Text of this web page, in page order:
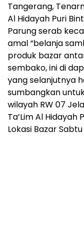
Tangerang,
Al Hidayah Puri
Parung serab
amal “belanja
produk bazar
sembako, ini di
yang selanjutnya
sumbangkan
wilayah RW 07
Ta’Lim Al Hidayah
Lokasi Bazar